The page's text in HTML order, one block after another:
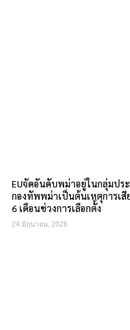
EUจัดอันดับพม่าอยู่ในกลุ่มปร
กองทัพพม่าเป็นต้นเหตุการเสี
6 เดือนช่วงการเลือกตั้ง
24 มิถุนายน, 2026